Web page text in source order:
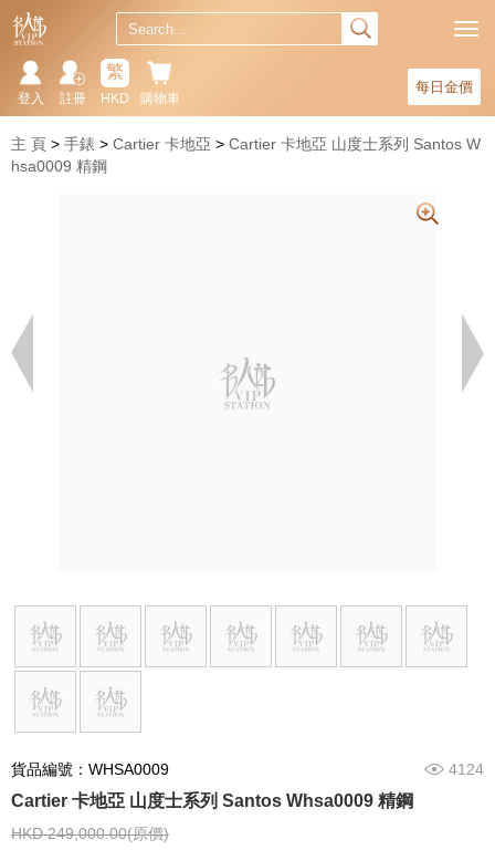
每日金價
購物車
繁
HKD
註冊
登入
主 頁 手錶 Cartier 卡地亞
Cartier 卡地亞 山度士系列 Santos W
hsa0009 精鋼
貨品編號：WHSA0009 4124
Cartier 卡地亞 山度士系列 Santos Whsa0009 精鋼
HKD 249,000.00(原價)